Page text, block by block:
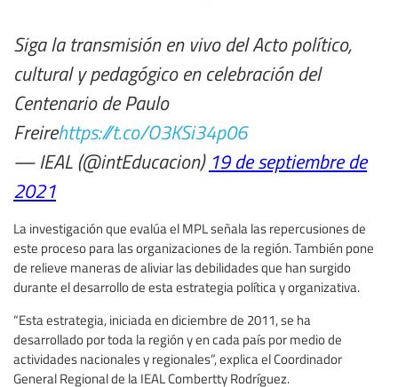
Siga la transmisión en vivo del Acto político,
cultural y pedagógico en celebración del
Centenario de Paulo
Freirehttps://t.co/O3KSi34p06
— IEAL (@intEducacion) 19 de septiembre de
2021
La investigación que evalúa el MPL señala las repercusiones de
este proceso para las organizaciones de la región. También pone
de relieve maneras de aliviar las debilidades que han surgido
durante el desarrollo de esta estrategia política y organizativa.
“Esta estrategia, iniciada en diciembre de 2011, se ha
desarrollado por toda la región y en cada país por medio de
actividades nacionales y regionales”, explica el Coordinador
General Regional de la IEAL Combertty Rodríguez.